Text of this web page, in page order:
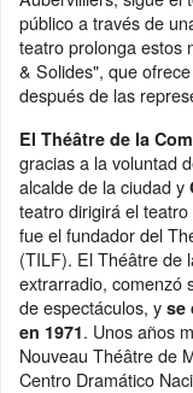
público a través de
teatro prolonga estos
& Solides", que
después de las
El Théâtre de la
gracias a la voluntad
alcalde de la ciudad y
teatro dirigirá el
fue el fundador del
(TILF). El Théâtre de
extrarradio, comenzó
de espectáculos, y se
en 1971. Unos años
Nouveau Théâtre de
Centro Dramático